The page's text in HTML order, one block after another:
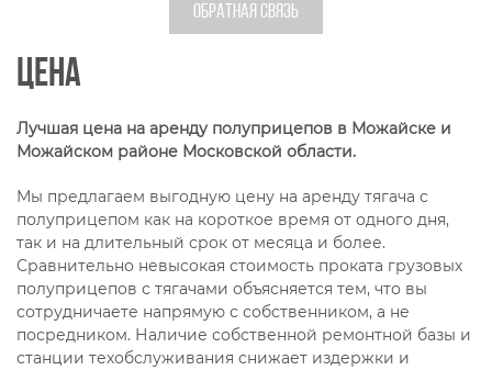
ОБРАТНАЯ СВЯЗЬ
Цена
Лучшая цена на аренду полуприцепов в Можайске и
Можайском районе Московской области.
Мы предлагаем выгодную цену на аренду тягача с
полуприцепом как на короткое время от одного дня,
так и на длительный срок от месяца и более.
Сравнительно невысокая стоимость проката грузовых
полуприцепов с тягачами объясняется тем, что вы
сотрудничаете напрямую с собственником, а не
посредником. Наличие собственной ремонтной базы и
станции техобслуживания снижает издержки и